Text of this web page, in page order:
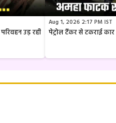
उड़ रही
Aug 1, 2026 2:17 PM IST
पेट्रोल टैंकर से टकराई